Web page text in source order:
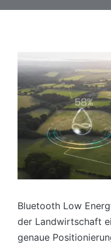
Bluetooth Low
der Landwirtschaft
genaue